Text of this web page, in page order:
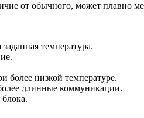
от обычного, может плавно
температура.
более низкой температуре.
длинные коммуникации.